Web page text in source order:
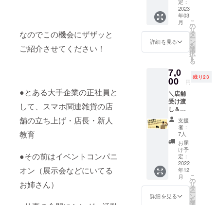
なのでこの機会にザザッと
ご紹介させてください！
●とある大手企業の正社員と
して、スマホ関連雑貨の店
舗の立ち上げ・店長・新人
教育
●その前はイベントコンパニ
オン（展示会などにいてる
お姉さん）
ターン
に貼付
された
ラベル
や注意
書きを
ご確認
い。
止のた
めに、
備考
欄にお
号のご
明記を
いたし
ます ・
原材料
及び添
加物等
の食品
表示は
お届け
商品の
ラベル
に表記
されま
す。
商品開
封前に
は必ず
お届け
のリ
・お客
様の交
通費や
滞在費
様ご負
担とな
予定で
意事項
・改め
のメー
ルをお
す ・お
客様の
交通費
や滞在
費はお
客様ご
負担と
なりま
す ・公
共の場
で開催
いたし
ます
お礼の
手紙
◯『い
ちごパ
ウンド
ケー
※メール
の返信
がない
場合、
お電話
をさせ
ていた
だきま
考欄に
お電話
番号の
ご明記
をお願
いいた
＊注意
でプラ
スのご
支援も
して頂
けま
す。 応
いたし
ます！
《内
容》 ◯
お礼の
手紙
◯『ガ
トー
ショコ
ラ』１
ホール
６号サ
イズ ※
メール
の返信
がない
場合、
ケーキ
まるご
と１
ホー
ル」
（冷
凍） ※
の写真
は店舗
でのご
提供イ
メージ
写真で
す（フ
ルーツ
はつき
ませ
ん） ※1
円単位
でプラ
スのご
支援も
して頂
けま
2023
年03
月
詳細を見る
こ
の
リ
タ
ー
ン
を
選
択
す
る
7,0
00 円
残り23
＼店舗
受け渡
し＆郵
送もOK
／ リノ
リノT
シャツ
であな
たもリ
ノリノ
メン
バー リ
ノリノ
スタッ
フ着て
支援
者：
7人
お届
け予
定：
2022
年12
月
詳細を見る
こ
の
リ
タ
ー
ン
を